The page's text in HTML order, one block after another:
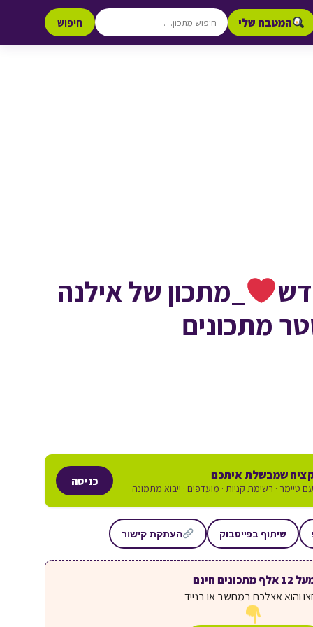
המטבח שלי חיפוש
_מתכון של אילנה
מתכונים
שמבשלת איתכם
טיימר · רשימת קניות · מועדפים · ייבוא מתמונה
כניסה
שיתוף בפייסבוק העתקת קישור
אלף מתכונים חינם
והוא אצלכם במחשב או בנייד